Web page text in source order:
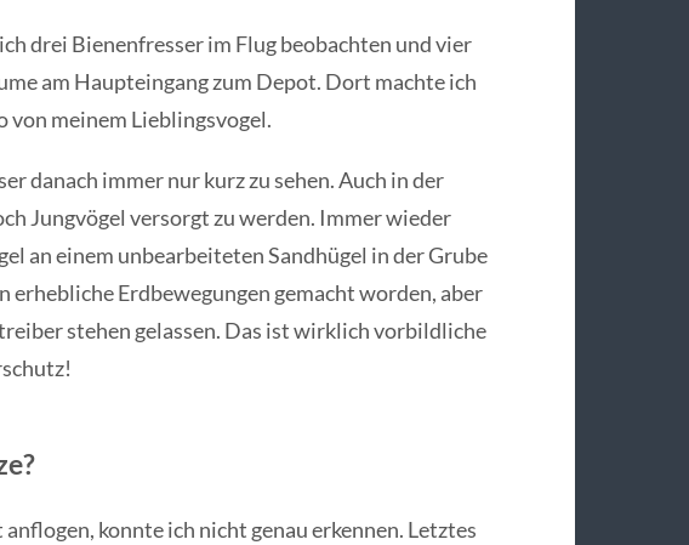
drei Bienenfresser im Flug beobachten und vier
am Haupteingang zum Depot. Dort machte ich
von meinem Lieblingsvogel.
danach immer nur kurz zu sehen. Auch in der
Jungvögel versorgt zu werden. Immer wieder
an einem unbearbeiteten Sandhügel in der Grube
erhebliche Erdbewegungen gemacht worden, aber
stehen gelassen. Das ist wirklich vorbildliche
konnte ich nicht genau erkennen. Letztes